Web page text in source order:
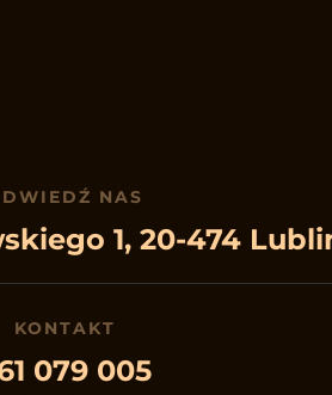
NAS
1, 20-474
KONTAKT
079 005